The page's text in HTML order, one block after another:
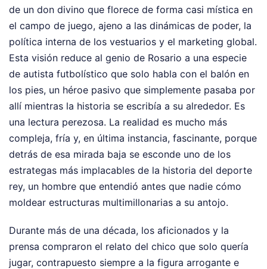
de un don divino que florece de forma casi mística en
el campo de juego, ajeno a las dinámicas de poder, la
política interna de los vestuarios y el marketing global.
Esta visión reduce al genio de Rosario a una especie
de autista futbolístico que solo habla con el balón en
los pies, un héroe pasivo que simplemente pasaba por
allí mientras la historia se escribía a su alrededor. Es
una lectura perezosa. La realidad es mucho más
compleja, fría y, en última instancia, fascinante, porque
detrás de esa mirada baja se esconde uno de los
estrategas más implacables de la historia del deporte
rey, un hombre que entendió antes que nadie cómo
moldear estructuras multimillonarias a su antojo.
Durante más de una década, los aficionados y la
prensa compraron el relato del chico que solo quería
jugar, contrapuesto siempre a la figura arrogante e